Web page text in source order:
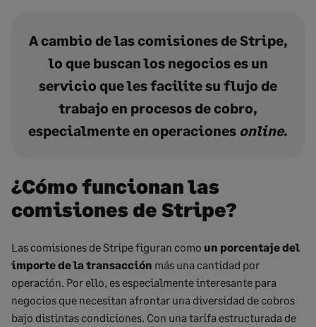
A cambio de las comisiones de Stripe,
lo que buscan los negocios es un
servicio que les facilite su flujo de
trabajo en procesos de cobro,
especialmente en operaciones online.
¿Cómo funcionan las
comisiones de Stripe?
Las comisiones de Stripe figuran como un porcentaje del
importe de la transacción más una cantidad por
operación. Por ello, es especialmente interesante para
negocios que necesitan afrontar una diversidad de cobros
bajo distintas condiciones. Con una tarifa estructurada de